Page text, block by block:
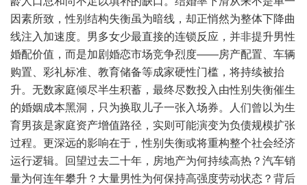
因素所致，性别结构失衡虽为暗线，却正悄然为整体下降曲
线注入加速度。男多女少最直接的连锁反应，并非提升男性
婚配价值，而是加剧婚恋市场竞争烈度——房产配置、车辆
购置、彩礼标准、教育储备等成家硬性门槛，将持续被抬
升。无数家庭倾尽半生积蓄，最终尽数投入由性别失衡催生
的婚姻成本黑洞，只为换取儿子一张入场券。人们曾以为生
育男孩是家庭资产增值路径，实则可能演变为负债规模扩张
过程。更深远的影响在于，性别失衡或将重构整个社会经济
运行逻辑。回望过去二十年，房地产为何持续高热？汽车销
量为何连年攀升？大量男性为何保持高强度劳动状态？背后